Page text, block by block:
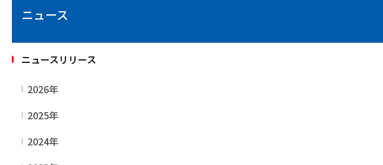
ニュース
ニュースリリース
2026年
2025年
2024年